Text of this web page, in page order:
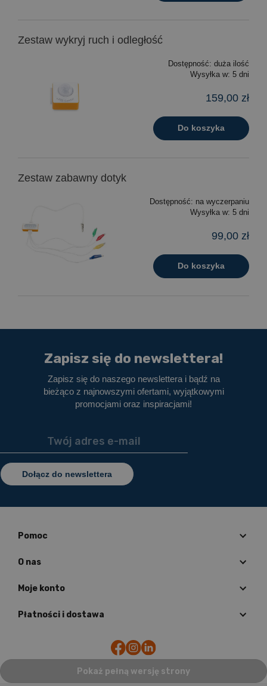
Zestaw wykryj ruch i odległość
Dostępność: duża ilość
Wysyłka w: 5 dni
159,00 zł
Do koszyka
Zestaw zabawny dotyk
Dostępność: na wyczerpaniu
Wysyłka w: 5 dni
99,00 zł
Do koszyka
Zapisz się do newslettera!
Zapisz się do naszego newslettera i bądź na
bieżąco z najnowszymi ofertami, wyjątkowymi
promocjami oraz inspiracjami!
Dołącz do newslettera
Pomoc
O nas
Moje konto
Płatności i dostawa
Pokaż pełną wersję strony